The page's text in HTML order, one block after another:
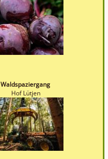
Waldspaziergang
Hof Lütjen